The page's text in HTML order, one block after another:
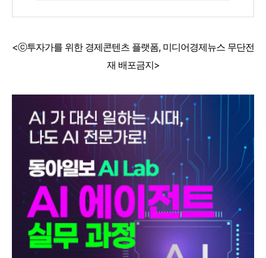
<ⓒ투자가를 위한 경제콘텐츠 플랫폼, 미디어경제뉴스 무단전
재 배포금지>